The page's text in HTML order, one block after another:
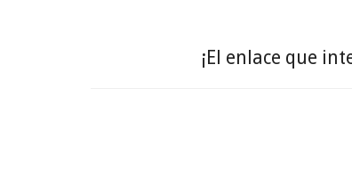
¡El enlace que